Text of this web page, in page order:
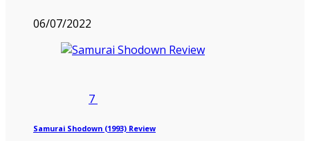
06/07/2022
7
Samurai Shodown (1993) Review